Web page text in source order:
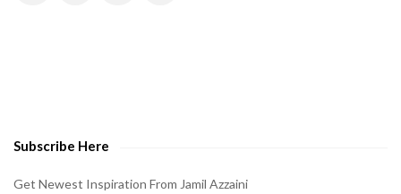
Subscribe Here
Get Newest Inspiration From Jamil Azzaini